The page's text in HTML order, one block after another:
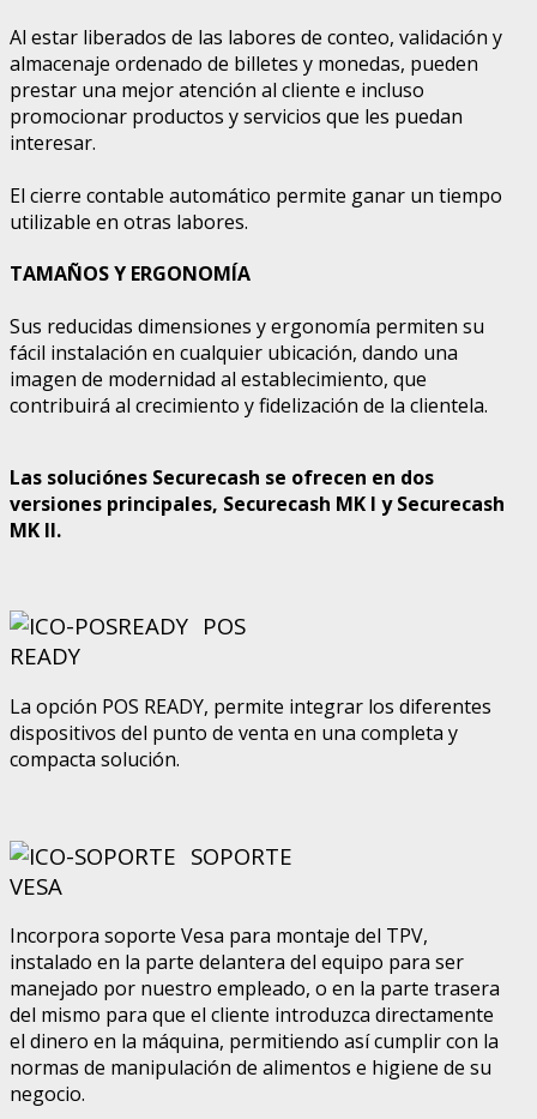
Al estar liberados de las labores de conteo, validación y
almacenaje ordenado de billetes y monedas, pueden
prestar una mejor atención al cliente e incluso
promocionar productos y servicios que les puedan
interesar.
El cierre contable automático permite ganar un tiempo
utilizable en otras labores.
TAMAÑOS Y ERGONOMÍA
Sus reducidas dimensiones y ergonomía permiten su
fácil instalación en cualquier ubicación, dando una
imagen de modernidad al establecimiento, que
contribuirá al crecimiento y fidelización de la clientela.
Las soluciónes Securecash se ofrecen en dos
versiones principales, Securecash MK I y Securecash
MK II.
POS
READY
La opción POS READY, permite integrar los diferentes
dispositivos del punto de venta en una completa y
compacta solución.
SOPORTE
VESA
Incorpora soporte Vesa para montaje del TPV,
instalado en la parte delantera del equipo para ser
manejado por nuestro empleado, o en la parte trasera
del mismo para que el cliente introduzca directamente
el dinero en la máquina, permitiendo así cumplir con la
normas de manipulación de alimentos e higiene de su
negocio.